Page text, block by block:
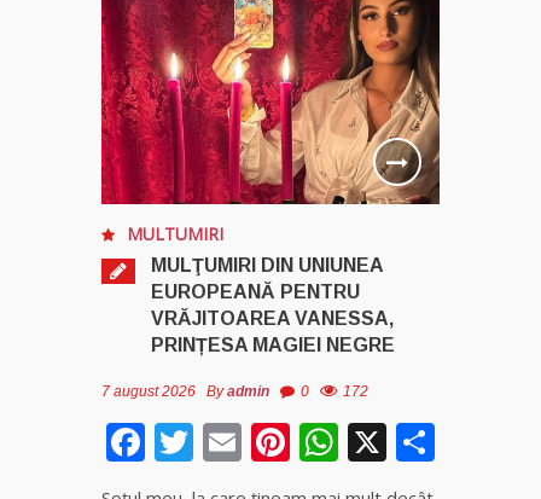
MULTUMIRI
MULŢUMIRI DIN UNIUNEA
EUROPEANĂ PENTRU
VRĂJITOAREA VANESSA,
PRINȚESA MAGIEI NEGRE
7 august 2026 Byadmin 0 172
Facebook
Twitter
EmailPinterest
WhatsApp
X